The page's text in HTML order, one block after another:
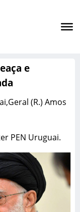
e
Geral (R.) Amos
PEN Uruguai.